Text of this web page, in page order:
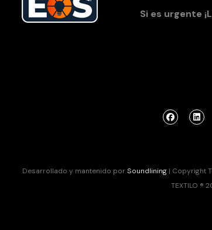
Si es urgente
Desarrollado y mantenido porSoundlining | Copyright
TEXTILO ®